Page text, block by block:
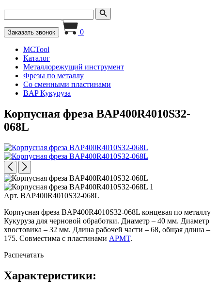
Заказать звонок 0
MCTool
Каталог
Металлорежущий инструмент
Фрезы по металлу
Со сменными пластинами
BAP Кукуруза
Корпусная фреза BAP400R4010S32-
068L
Арт. BAP400R4010S32-068L
Корпусная фреза BAP400R4010S32-068L концевая по металлу
Кукуруза для черновой обработки. Диаметр – 40 мм. Диаметр
хвостовика – 32 мм. Длина рабочей части – 68, общая длина –
175. Совместима с пластинами APMT.
Распечатать
Характеристики: